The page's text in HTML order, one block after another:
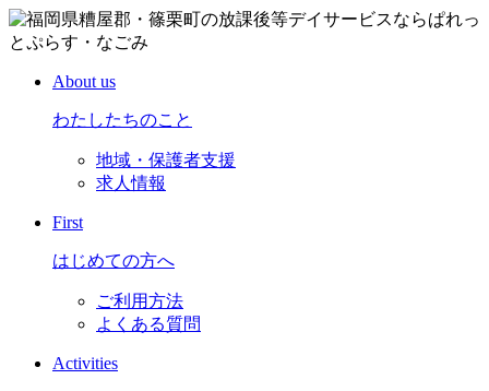
About us
わたしたちのこと
地域・保護者支援
求人情報
First
はじめての方へ
ご利用方法
よくある質問
Activities